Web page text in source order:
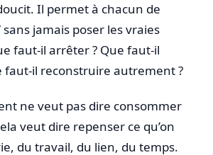
Il permet à chacun de
sans jamais poser les vraies
faut-il arrêter ? Que faut-il
faut-il reconstruire autrement ?
ne veut pas dire consommer
veut dire repenser ce qu’on
du travail, du lien, du temps.